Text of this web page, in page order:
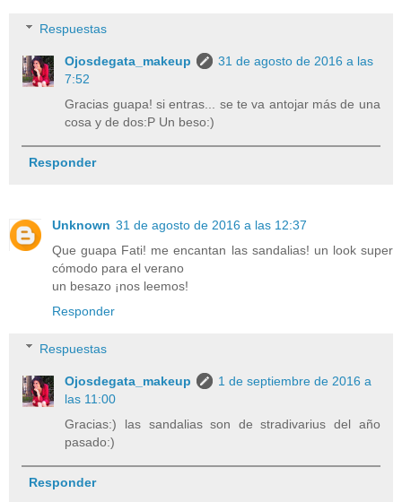
Respuestas
Ojosdegata_makeup
31 de agosto de 2016 a las
7:52
Gracias guapa! si entras... se te va antojar más de una
cosa y de dos:P Un beso:)
Responder
Unknown 31 de agosto de 2016 a las 12:37
Que guapa Fati! me encantan las sandalias! un look super
cómodo para el verano
un besazo ¡nos leemos!
Responder
Respuestas
Ojosdegata_makeup
1 de septiembre de 2016 a
las 11:00
Gracias:) las sandalias son de stradivarius del año
pasado:)
Responder